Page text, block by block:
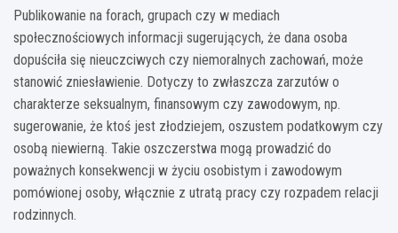
Publikowanie na forach, grupach czy w mediach
społecznościowych informacji sugerujących, że dana osoba
dopuściła się nieuczciwych czy niemoralnych zachowań, może
stanowić zniesławienie. Dotyczy to zwłaszcza zarzutów o
charakterze seksualnym, finansowym czy zawodowym, np.
sugerowanie, że ktoś jest złodziejem, oszustem podatkowym czy
osobą niewierną. Takie oszczerstwa mogą prowadzić do
poważnych konsekwencji w życiu osobistym i zawodowym
pomówionej osoby, włącznie z utratą pracy czy rozpadem relacji
rodzinnych.